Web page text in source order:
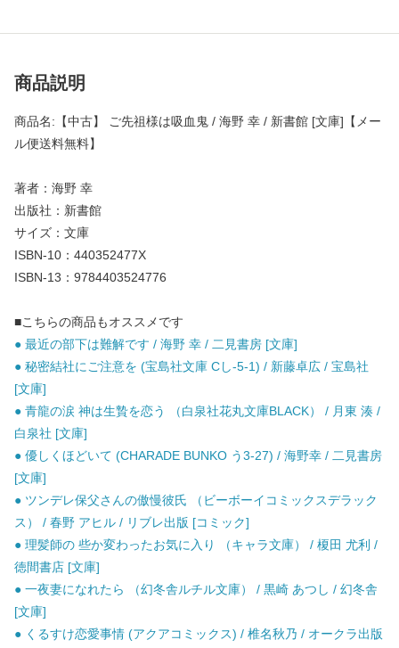
商品説明
商品名:【中古】 ご先祖様は吸血鬼 / 海野 幸 / 新書館 [文庫]【メー
ル便送料無料】
著者：海野 幸
出版社：新書館
サイズ：文庫
ISBN-10：440352477X
ISBN-13：9784403524776
■こちらの商品もオススメです
● 最近の部下は難解です / 海野 幸 / 二見書房 [文庫]
● 秘密結社にご注意を (宝島社文庫 Cし-5-1) / 新藤卓広 / 宝島社
[文庫]
● 青龍の涙 神は生贄を恋う （白泉社花丸文庫BLACK） / 月東 湊 /
白泉社 [文庫]
● 優しくほどいて (CHARADE BUNKO う3-27) / 海野幸 / 二見書房
[文庫]
● ツンデレ保父さんの傲慢彼氏 （ビーボーイコミックスデラック
ス） / 春野 アヒル / リブレ出版 [コミック]
● 理髪師の 些か変わったお気に入り （キャラ文庫） / 榎田 尤利 /
徳間書店 [文庫]
● 一夜妻になれたら （幻冬舎ルチル文庫） / 黒崎 あつし / 幻冬舎
[文庫]
● くるすけ恋愛事情 (アクアコミックス) / 椎名秋乃 / オークラ出版